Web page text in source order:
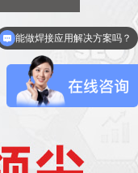
你们产品有哪些？